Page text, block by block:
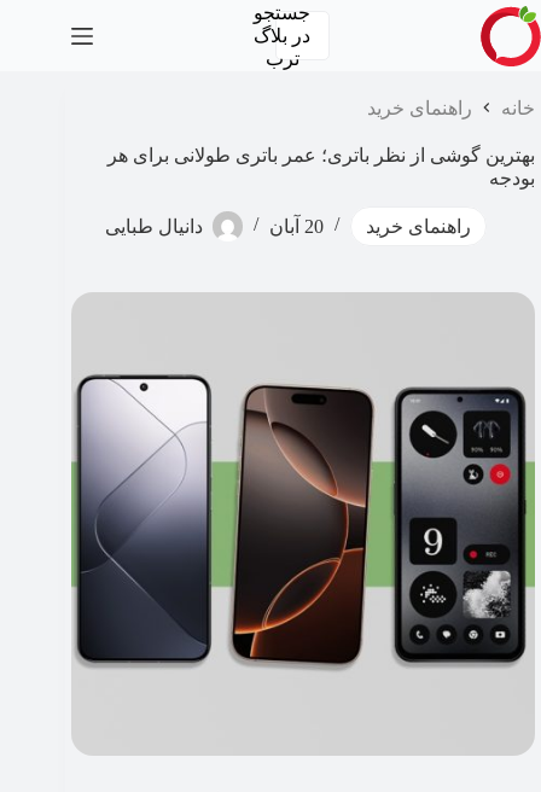
پرش
به
محتوا
جستجو
در بلاگ
ترب
خانه راهنمای خرید
بهترین گوشی از نظر باتری؛ عمر باتری طولانی برای هر
بودجه
راهنمای خرید 20 آبان دانیال طبایی